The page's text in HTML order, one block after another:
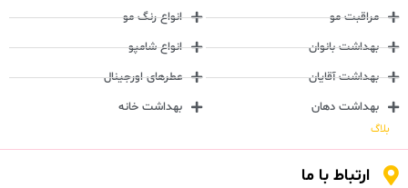
مراقبت مو
بهداشت بانوان
بهداشت آقایان
بهداشت دهان
انواع رنگ مو
انواع شامپو
عطرهای اورجینال
بهداشت خانه
بلاگ
ارتباط با ما